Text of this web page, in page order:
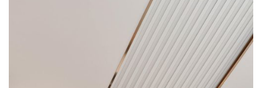
当店は正真正銘のn級スーパーコピーのみ取扱い。最高品質の再現度を
2026春の新作続々更新中！期間中のご注文でお得な割引をご利用いただ
新作入荷！ルイ・ヴィトンスーパーコピー バッグ最新モデルが登場。